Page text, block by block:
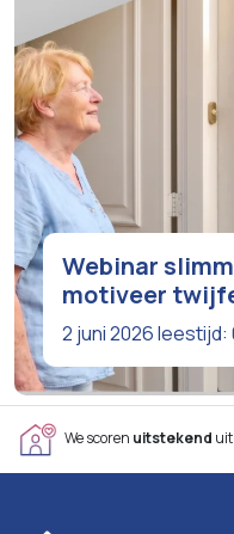
Webinar
motiveer
2 juni 2026leestijd:
We scoren uitstekend